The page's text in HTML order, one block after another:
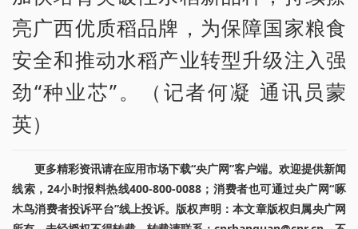
亮广西优质稻品牌，为保障国家粮食
安全和推动水稻产业转型升级注入强
劲“种业芯”。（记者何凝 通讯员蒙
英）
更多精彩资讯请在应用市场下载“央广网”客户端。欢迎提供新闻
线索，24小时报料热线400-800-0088；消费者也可通过央广网“啄
木鸟消费者投诉平台”线上投诉。版权声明：本文章版权归属央广网